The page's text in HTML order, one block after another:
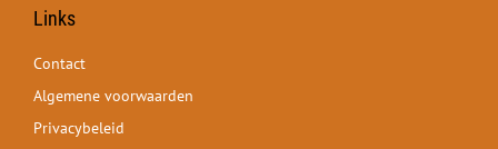
Links
Contact
Algemene voorwaarden
Privacybeleid